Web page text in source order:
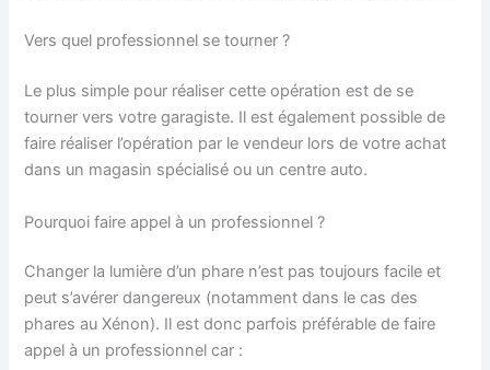
Vers quel professionnel se tourner ?
Le plus simple pour réaliser cette opération est de se
tourner vers votre garagiste. Il est également possible de
faire réaliser l’opération par le vendeur lors de votre achat
dans un magasin spécialisé ou un centre auto.
Pourquoi faire appel à un professionnel ?
Changer la lumière d’un phare n’est pas toujours facile et
peut s’avérer dangereux (notamment dans le cas des
phares au Xénon). Il est donc parfois préférable de faire
appel à un professionnel car :